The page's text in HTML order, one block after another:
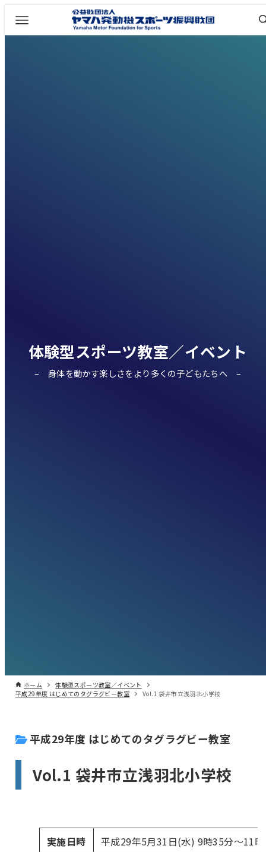
体験型スポーツ教室／イベント
身体を動かす楽しさをより多くの子どもたちへ
ホーム
体験型スポーツ教室／イベント
平成29年度 はじめてのタグラグビー教室
Vol.1 袋井市立浅羽北小学校
平成29年度 はじめてのタグラグビー教室
Vol.1 袋井市立浅羽北小学校
実施日時
平成29年5月31日(水) 9時35分～11